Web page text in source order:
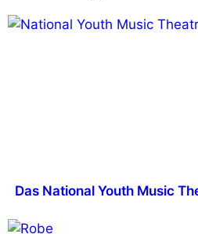
Das National Youth Music